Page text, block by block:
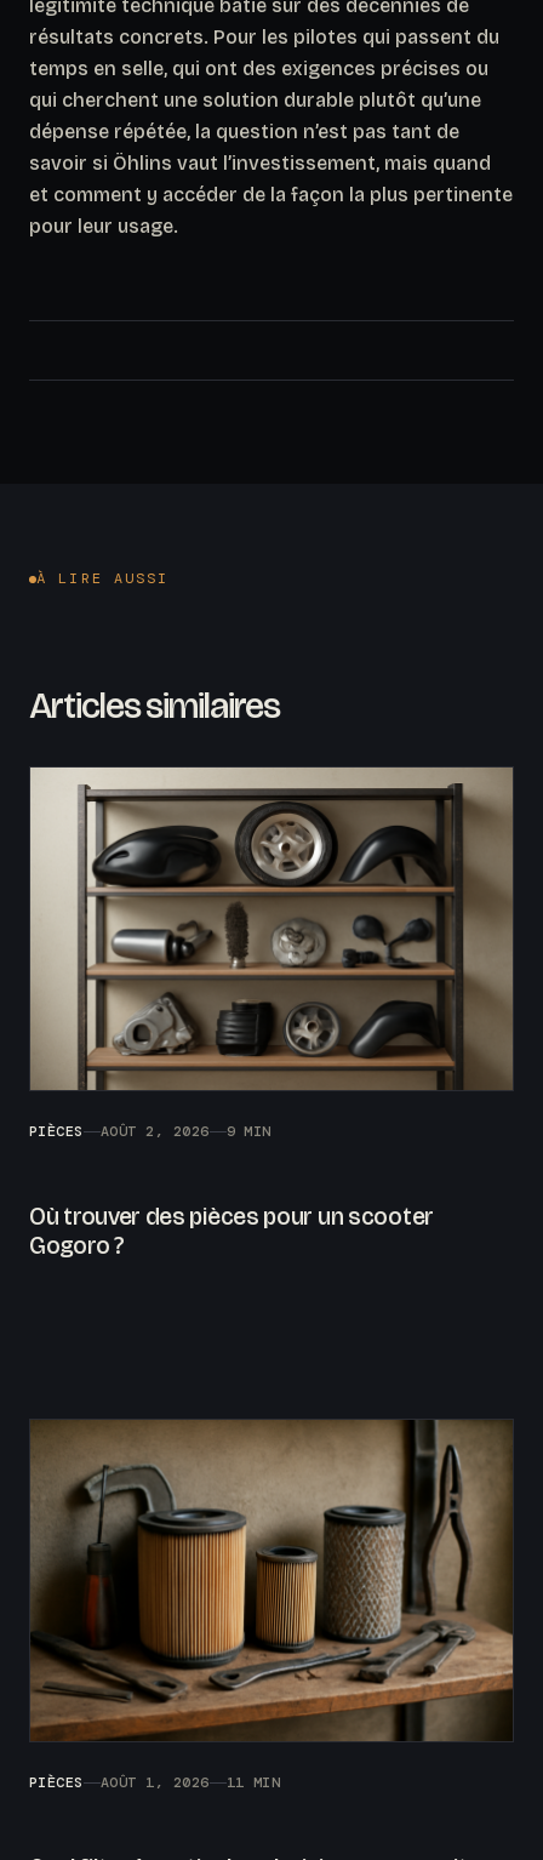
légitimité technique bâtie sur des décennies de
résultats concrets. Pour les pilotes qui passent du
temps en selle, qui ont des exigences précises ou
qui cherchent une solution durable plutôt qu’une
dépense répétée, la question n’est pas tant de
savoir si Öhlins vaut l’investissement, mais quand
et comment y accéder de la façon la plus pertinente
pour leur usage.
À LIRE AUSSI
Articles similaires
PIÈCES AOÛT 2, 2026 9 MIN
Où trouver des pièces pour un scooter
Gogoro ?
PIÈCES AOÛT 1, 2026 11 MIN